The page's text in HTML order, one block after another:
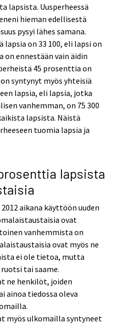
lapsista. Uusperheessä
hieman edellisestä
pysyi lähes samana.
on 33 100, eli lapsi on
on ennestään vain äidin
45 prosenttia on
syntynyt myös yhteisiä
lapsia, eli lapsia, jotka
vanhemman, on 75 300
lapsista. Näistä
tuomia lapsia ja
lapsista
aikana käyttöön uuden
ovat
vanhemmista on
ovat myös ne
ei ole tietoa, mutta
tai saame.
ne henkilöt, joiden
ainoa tiedossa oleva
myös ulkomailla syntyneet